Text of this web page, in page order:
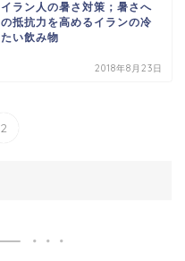
イラン人の暑さ対策；暑さへ
の抵抗力を高めるイランの冷
たい飲み物
2018年8月23日
2